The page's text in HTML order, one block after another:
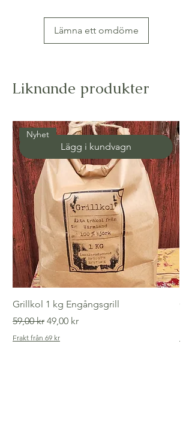
Lämna ett omdöme
Liknande produkter
Lägg i kundvagn
Nyhet
Grillkol 1 kg Engångsgrill
Ordinarie pris
59,00 kr Reapris
49,00 kr
Frakt från 69 kr